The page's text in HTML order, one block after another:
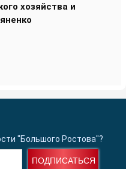
хозяйства и
"Большого Ростова"?
ПОДПИСАТЬСЯ